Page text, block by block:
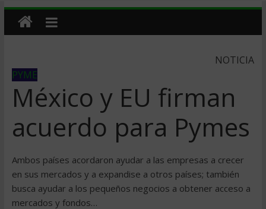
NOTICIA
PYME
México y EU firman
acuerdo para Pymes
Ambos países acordaron ayudar a las empresas a crecer
en sus mercados y a expandise a otros países; también
busca ayudar a los pequeños negocios a obtener acceso a
mercados y fondos…